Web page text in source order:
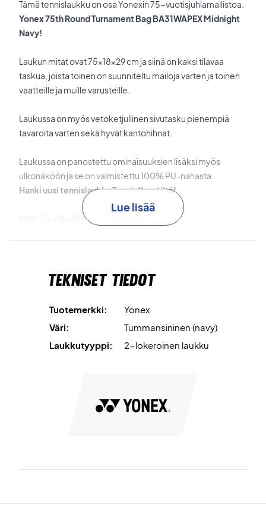
Tämä tennislaukku on osa Yonexin 75-vuotisjuhlamallistoa.
Yonex 75th Round Turnament Bag BA31WAPEX Midnight
Navy!
Laukun mitat ovat 75x18x29 cm ja siinä on kaksi tilavaa
taskua, joista toinen on suunniteltu mailoja varten ja toinen
vaatteille ja muille varusteille.
Laukussa on myös vetoketjullinen sivutasku pienempiä
tavaroita varten sekä hyvät kantohihnat.
Laukussa on panostettu ominaisuuksien lisäksi myös
ulkonäköön ja se on valmistettu 100% PU-nahasta.
Hanki uusi tennislaukku TennisXpertiltä!
Mitat: 75x18x29 cm
Lue lisää
Tekniset tiedot
Tuotemerkki:
Yonex
Väri:
Tummansininen (navy)
Laukkutyyppi:
2-lokeroinen laukku